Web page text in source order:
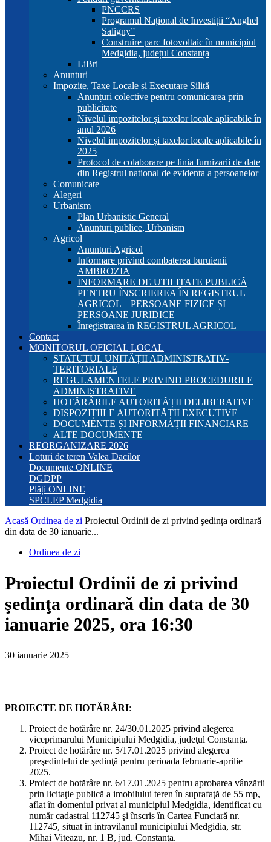
PNCCRS
Programul Național de Investiții “Anghel
Saligny”
Construire parc fotovoltaic în municipiul
Medgidia, județul Constanța
LiBri
Anunturi
Impozite, Taxe Locale și Executare Silită
Anunțuri colective pentru comunicarea prin
publicitate
Nivelul impozitelor și taxelor locale aplicabile în
anul 2026
Nivelul impozitelor și taxelor locale aplicabile în
2025
Protocol de colaborare pe linia furnizarii de date
din Registrul national de evidenta a persoanelor
Comunicate
Alegeri
Urbanism
Plan Urbanistic General
Anunturi publice, Urbanism
Agricol
Anunturi Agricol
Informare privind combaterea buruienii
AMBROZIA
INFORMARE DE UTILITATE PUBLICĂ
PENTRU ÎNSCRIEREA ÎN REGISTRUL
AGRICOL – PERSOANE FIZICE ȘI
PERSOANE JURIDICE
Înregistrarea în REGISTRUL AGRICOL
Contact
MONITORUL OFICIAL LOCAL
STATUTUL UNITĂȚII ADMINISTRATIV-
TERITORIALE
REGULAMENTELE PRIVIND PROCEDURILE
ADMINISTRATIVE
HOTĂRÂRILE AUTORITĂȚII DELIBERATIVE
DISPOZIȚIILE AUTORITĂȚII EXECUTIVE
DOCUMENTE ȘI INFORMAȚII FINANCIARE
ALTE DOCUMENTE
REORGANIZARE 2026
Loturi de teren Valea Dacilor
Documente ONLINE
DGDPP
Plăți ONLINE
SPCLEP Medgidia
Acasă Ordinea de zi Proiectul Ordinii de zi privind şedinţa ordinară
din data de 30 ianuarie...
Ordinea de zi
Proiectul Ordinii de zi privind
şedinţa ordinară din data de 30
ianuarie 2025, ora 16:30
30 ianuarie 2025
PROIECTE DE HOTĂRÂRI:
Proiect de hotărâre nr. 24/30.01.2025 privind alegerea
viceprimarului Municipiului Medgidia, judeţul Constanţa.
Proiect de hotărâre nr. 5/17.01.2025 privind alegerea
preşedintelui de şedinţă pentru perioada februarie-aprilie
2025.
Proiect de hotărâre nr. 6/17.01.2025 pentru aprobarea vânzării
prin licitaţie publică a imobilului teren în suprafaţă de 55 mp,
aflat în domeniul privat al municipiul Medgidia, identificat cu
număr cadastral 112745 şi înscris în Cartea Funciară nr.
112745, situat în intravilanul municipiului Medgidia, str.
Mihai Viteazu, nr. 1 B, jud. Constanţa.